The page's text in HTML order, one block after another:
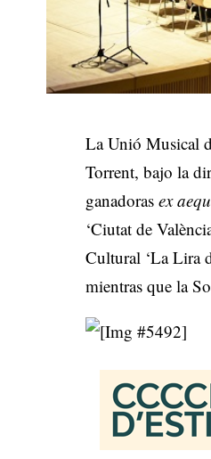
La Unió Musical
Torrent, bajo la
ganadorasex
‘Ciutat de
Cultural ‘La Lira
mientras que la